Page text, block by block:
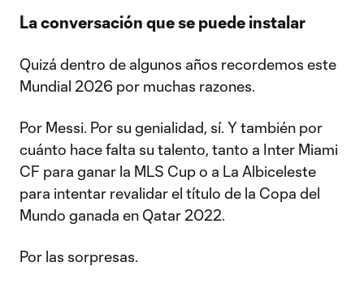
La conversación que se puede instalar
Quizá dentro de algunos años recordemos este
Mundial 2026 por muchas razones.
Por Messi. Por su genialidad, sí. Y también por
cuánto hace falta su talento, tanto a Inter Miami
CF para ganar la MLS Cup o a La Albiceleste
para intentar revalidar el título de la Copa del
Mundo ganada en Qatar 2022.
Por las sorpresas.